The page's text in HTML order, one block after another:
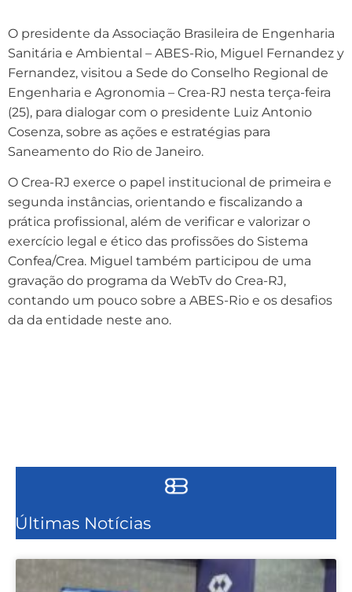
O presidente da Associação Brasileira de Engenharia
Sanitária e Ambiental – ABES-Rio, Miguel Fernandez y
Fernandez, visitou a Sede do Conselho Regional de
Engenharia e Agronomia – Crea-RJ nesta terça-feira
(25), para dialogar com o presidente Luiz Antonio
Cosenza, sobre as ações e estratégias para
Saneamento do Rio de Janeiro.
O Crea-RJ exerce o papel institucional de primeira e
segunda instâncias, orientando e fiscalizando a
prática profissional, além de verificar e valorizar o
exercício legal e ético das profissões do Sistema
Confea/Crea. Miguel também participou de uma
gravação do programa da WebTv do Crea-RJ,
contando um pouco sobre a ABES-Rio e os desafios
da da entidade neste ano.
Últimas Notícias